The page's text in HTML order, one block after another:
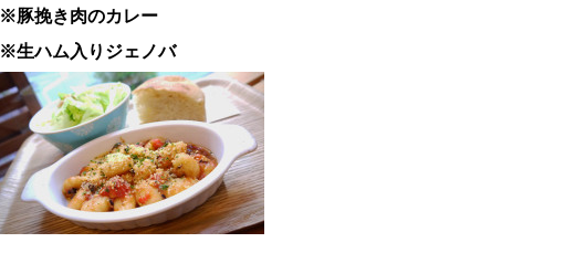
※豚挽き肉のカレー
※生ハム入りジェノバ